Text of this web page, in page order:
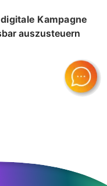
digitale Kampagne
auszusteuern